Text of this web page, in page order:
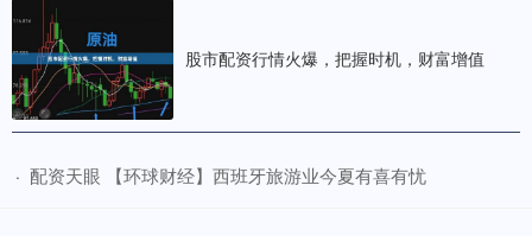
股市配资行情火爆，把握时机，财富增值
· ​配资天眼 【环球财经】西班牙旅游业今夏有喜有忧